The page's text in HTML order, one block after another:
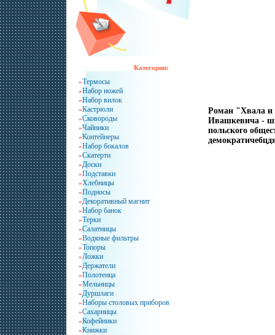
Категории:
»Термосы
»Набор ножей
»Набор вилок
»Кастрюли
»Сковороды
»Чайники
»Контейнеры
»Набор бокалов
»Скатерти
»Доски
»Подставки
»Хлебницы
»Подносы
»Декоративный магнит
»Набор банок
»Терки
»Салатницы
»Водяные фильтры
»Топоры
»Ложки
»Держатели
»Полотенца
»Мельницы
»Дуршлаги
»Наборы столовых приборов
»Сахарницы
»Кофейники
»Книжки
Роман "Хвала и
Ивашкевича -
польского